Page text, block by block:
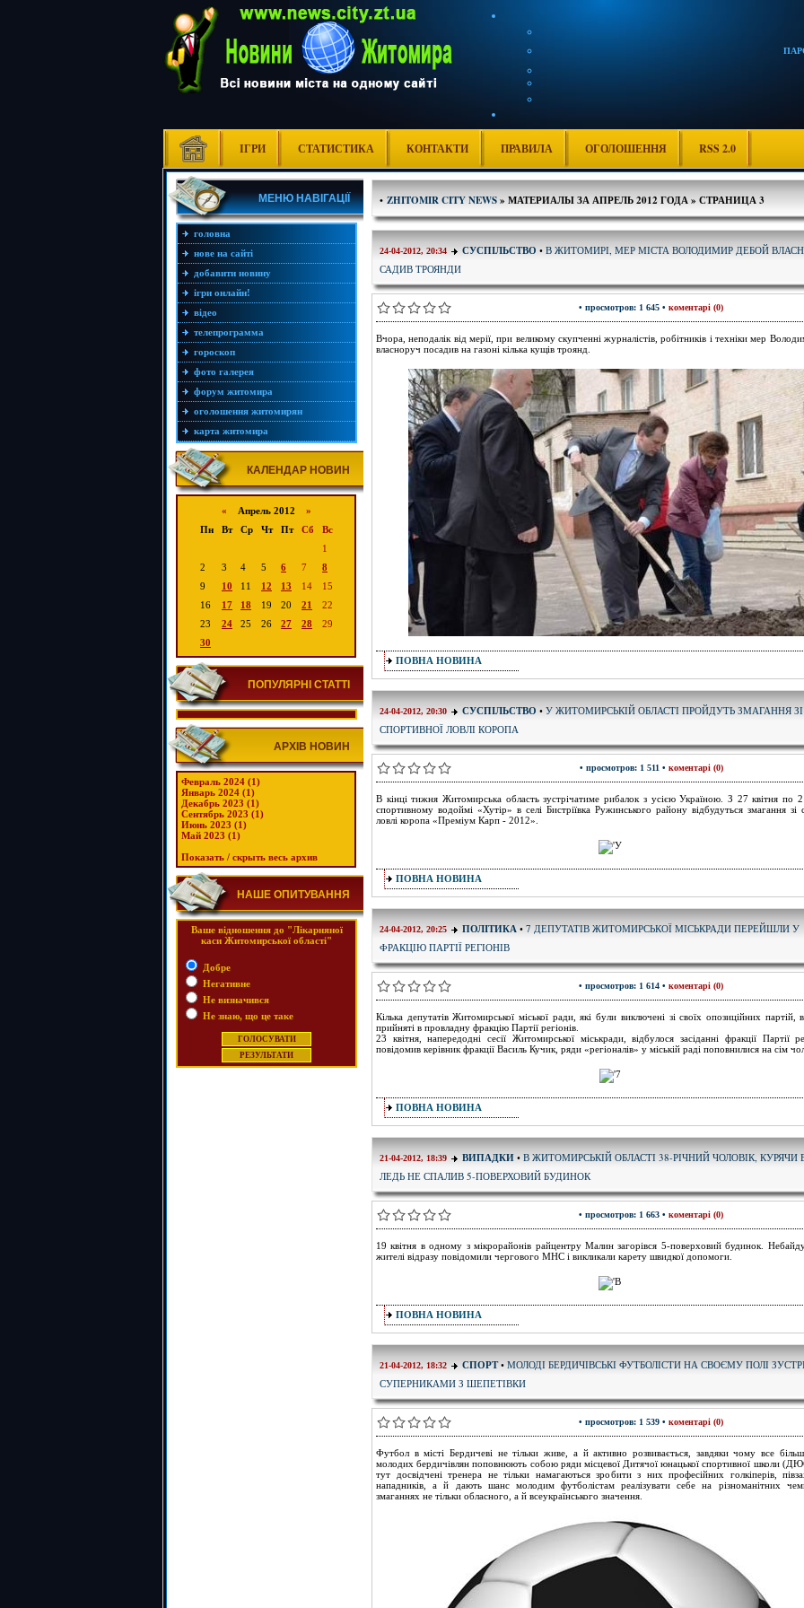
ІГРИ СТАТИСТИКА КОНТАКТИ ПРАВИЛА ОГОЛОШЕННЯ RSS 2.0
МЕНЮ НАВІГАЦІЇ
головна
нове на сайті
добавити новину
ігри онлайн!
відео
телепрограмма
гороскоп
фото галерея
форум житомира
оголошення житомирян
карта житомира
КАЛЕНДАР НОВИН
« Апрель 2012 »
Пн
Вт Ср Чт Пт Сб
Вс
1
2
3 4 5 6 7
8
9
10 11 12 13 14
15
16
17 18 19 20 21
22
23
24 25 26 27 28
29
30
ПОПУЛЯРНІ СТАТТІ
АРХІВ НОВИН
Февраль 2024 (1)
Январь 2024 (1)
Декабрь 2023 (1)
Сентябрь 2023 (1)
Июнь 2023 (1)
Май 2023 (1)
Показать / скрыть весь архив
НАШЕ ОПИТУВАННЯ
Ваше відношення до "Лікарняної
каси Житомирської області"
Добре
Негативне
Не визначився
Не знаю, що це таке
• ZHITOMIR CITY NEWS» МАТЕРИАЛЫ ЗА АПРЕЛЬ 2012 ГОДА » СТРАНИЦА 3
24-04-2012, 20:34 СУСПІЛЬСТВО • В ЖИТОМИРІ, МЕР МІСТА ВОЛОДИМИР ДЕБОЙ
САДИВ ТРОЯНДИ
• просмотров: 1 645 • коментарі (0)
Вчора, неподалік від мерії, при великому скупченні журналістів, робітників і техніки мер
власноруч посадив на газоні кілька кущів троянд.
ПОВНА НОВИНА
24-04-2012, 20:30 СУСПІЛЬСТВО • У ЖИТОМИРСЬКІЙ ОБЛАСТІ ПРОЙДУТЬ ЗМАГАННЯ ЗІ
СПОРТИВНОЇ ЛОВЛІ КОРОПА
• просмотров: 1 511 • коментарі (0)
В кінці тижня Житомирська область зустрічатиме рибалок з усією Україною. З 27 квітня по
спортивному водоймі «Хутір» в селі Бистріївка Ружинського району відбудуться змагання зі
ловлі коропа «Преміум Карп - 2012».
ПОВНА НОВИНА
24-04-2012, 20:25 ПОЛІТИКА • 7 ДЕПУТАТІВ ЖИТОМИРСЬКОЇ МІСЬКРАДИ ПЕРЕЙШЛИ У
ФРАКЦІЮ ПАРТІЇ РЕГІОНІВ
• просмотров: 1 614 • коментарі (0)
Кілька депутатів Житомирської міської ради, які були виключені зі своїх опозиційних партій,
прийняті в провладну фракцію Партії регіонів.
23 квітня, напередодні сесії Житомирської міськради, відбулося засіданні фракції Партії
повідомив керівник фракції Василь Кучик, ряди «регіоналів» у міській раді поповнилися на сім
ПОВНА НОВИНА
21-04-2012, 18:39 ВИПАДКИ • В ЖИТОМИРСЬКІЙ ОБЛАСТІ 38-РІЧНИЙ ЧОЛОВІК, КУРЯЧИ
ЛЕДЬ НЕ СПАЛИВ 5-ПОВЕРХОВИЙ БУДИНОК
• просмотров: 1 663 • коментарі (0)
19 квітня в одному з мікрорайонів райцентру Малин загорівся 5-поверховий будинок.
жителі відразу повідомили чергового МНС і викликали карету швидкої допомоги.
ПОВНА НОВИНА
21-04-2012, 18:32 СПОРТ• МОЛОДІ БЕРДИЧІВСЬКІ ФУТБОЛІСТИ НА СВОЄМУ ПОЛІ
СУПЕРНИКАМИ З ШЕПЕТІВКИ
• просмотров: 1 539 • коментарі (0)
Футбол в місті Бердичеві не тільки живе, а й активно розвивається, завдяки чому все
молодих бердичівлян поповнюють собою ряди місцевої Дитячої юнацької спортивної школи
тут досвідчені тренера не тільки намагаються зробити з них професійних голкіперів,
нападників, а й дають шанс молодим футболістам реалізувати себе на різноманітних
змаганнях не тільки обласного, а й всеукраїнського значення.